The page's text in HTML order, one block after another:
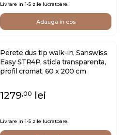
Livrare in 1-5 zile lucratoare.
Adauga in cos
Perete dus tip walk-in, Sanswiss
Easy STR4P, sticla transparenta,
profil cromat, 60 x 200 cm
1279,00 lei
Livrare in 1-5 zile lucratoare.